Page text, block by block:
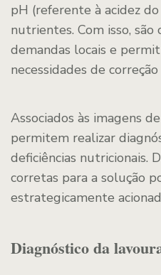
pH (referente à acidez
nutrientes. Com isso, são
demandas locais e
necessidades de correção
Associados às imagens
permitem realizar
deficiências nutricionais.
corretas para a solução
estrategicamente
Diagnóstico da